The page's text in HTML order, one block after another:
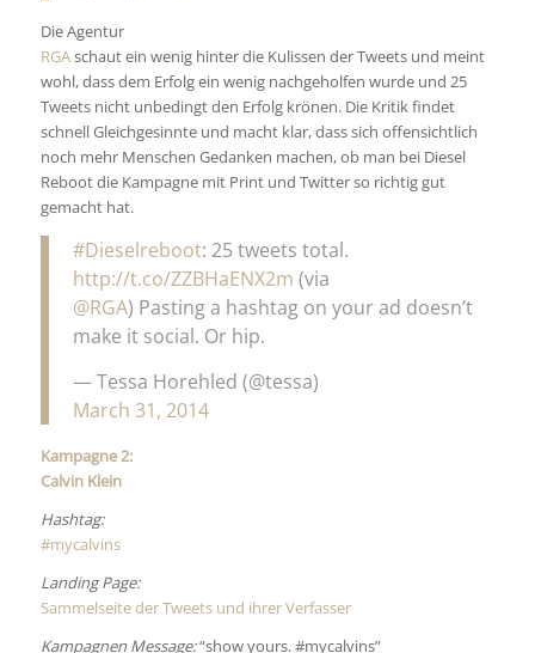
Die Agentur
RGAschaut ein wenig hinter die Kulissen der Tweets und meint
wohl, dass dem Erfolg ein wenig nachgeholfen wurde und 25
Tweets nicht unbedingt den Erfolg krönen. Die Kritik findet
schnell Gleichgesinnte und macht klar, dass sich offensichtlich
noch mehr Menschen Gedanken machen, ob man bei Diesel
Reboot die Kampagne mit Print und Twitter so richtig gut
gemacht hat.
#Dieselreboot: 25 tweets total.
http://t.co/ZZBHaENX2m (via
@RGA) Pasting a hashtag on your ad doesn’t
make it social. Or hip.
— Tessa Horehled (@tessa)
March 31, 2014
Kampagne 2:
Calvin Klein
Hashtag:
#mycalvins
Landing Page:
Sammelseite der Tweets und ihrer Verfasser
Kampagnen Message:“show yours. #mycalvins”